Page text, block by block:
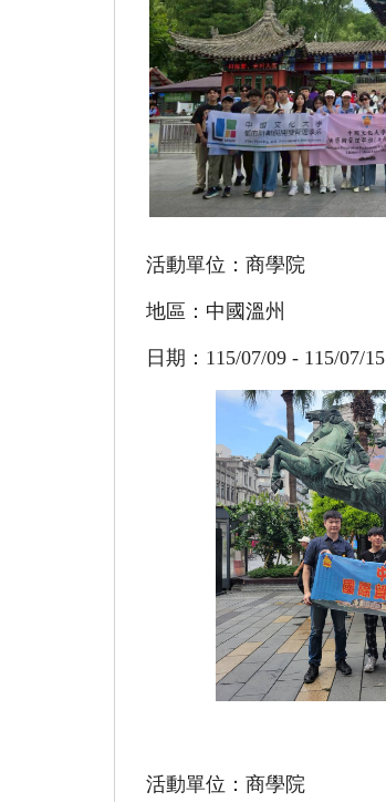
活動單位：商學院
地區：中國溫州
日期：115/07/09 - 115/07/15
活動單位：商學院